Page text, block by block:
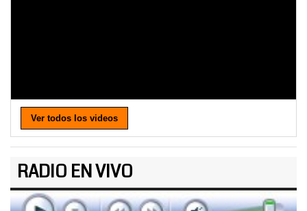
Ver todos los videos
RADIO EN VIVO